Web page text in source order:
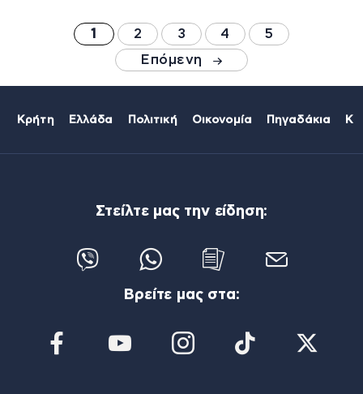
1 2 3 4
5
Επόμενη
Κρήτη Ελλάδα Πολιτική Οικονομία Πηγαδάκια
Στείλτε μας την είδηση:
Βρείτε μας στα: